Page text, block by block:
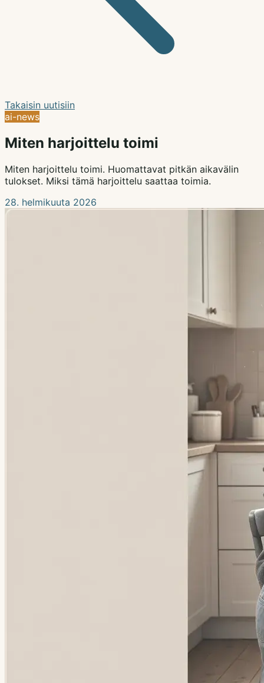
Takaisin uutisiin
ai-news
Miten harjoittelu toimi
Miten harjoittelu toimi. Huomattavat pitkän aikavälin
tulokset. Miksi tämä harjoittelu saattaa toimia.
28. helmikuuta 2026